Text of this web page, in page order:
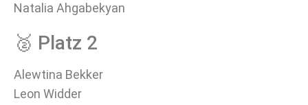
Natalia Ahgabekyan
🥈 Platz 2
Alewtina Bekker
Leon Widder